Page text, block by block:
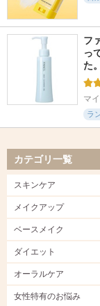
フ
っ
た
マ
ラ
カテゴリ一覧
スキンケア
メイクアップ
ベースメイク
ダイエット
オーラルケア
女性特有のお悩み